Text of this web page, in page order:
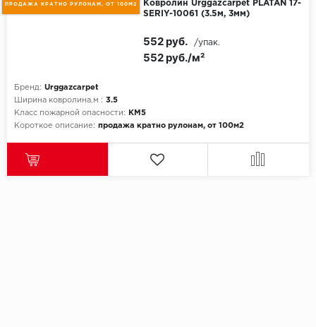
ПРОДАЖА КРАТНО РУЛОНАМ, ОТ 100М2
Ковролин Urggazcarpet PLATAN 17-
SERIY-10061 (3.5м, 3мм)
Бренд: Urggazcarpet
Ширина ковролина,м : 3.5
Класс пожарной опасности:
КМ5
Короткое описание: продажа кратно рулонам, от 100м2
552 руб./м²
552 руб. /упак.